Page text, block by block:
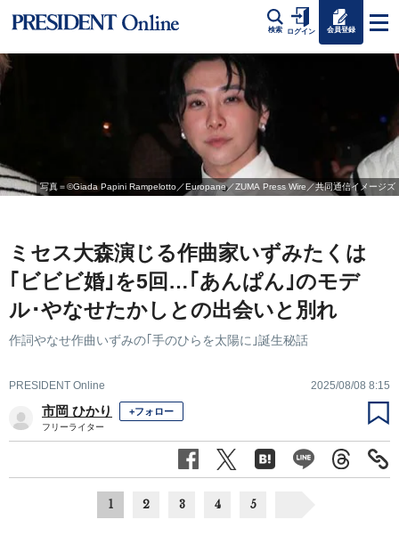
検索 ログイン 会員登録
写真＝©Giada Papini Rampelotto／Europane／ZUMA Press Wire／共同通信イメージズ
ミセス大森演じる作曲家いずみたくは
｢ビビビ婚｣を5回…｢あんぱん｣のモデ
ル･やなせたかしとの出会いと別れ
作詞やなせ作曲いずみの｢手のひらを太陽に｣誕生秘話
PRESIDENT Online 2025/08/08 8:15
市岡 ひかり +フォロー
フリーライター
1 2 3 4 5